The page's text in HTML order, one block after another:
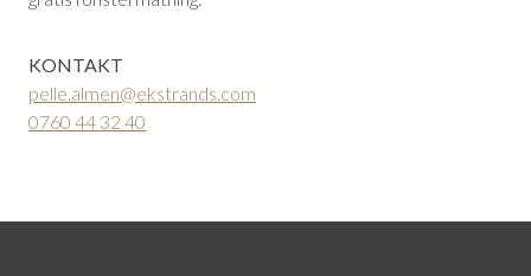
KONTAKT
pelle.almen@ekstrands.com
0760 44 32 40